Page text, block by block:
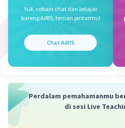
Kalimat saran adalah
pendapat atau anjuran
dikemukakan untuk
saran juga disebut
karena berisi sesuatu
Ciri-ciri kalimat saran
Menyatakan
Yuk, cobain chat dan belajar
bareng AiRIS, teman pintarmu!
Chat AiRIS
Perdalam pemahamanmu
di sesi Live